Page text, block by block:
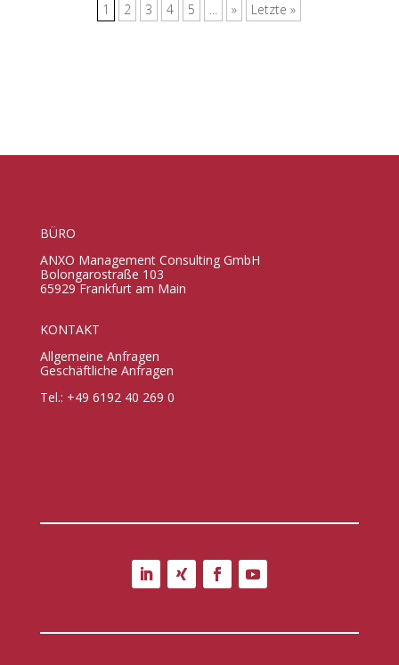
1 2 3 4 5 ... » Letzte »
BÜRO
ANXO Management Consulting GmbH
Bolongarostraße 103
65929 Frankfurt am Main
KONTAKT
Allgemeine Anfragen
Geschäftliche Anfragen
Tel.: +49 6192 40 269 0